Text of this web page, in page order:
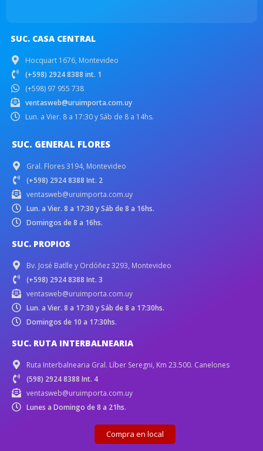
SUC. CASA CENTRAL
Hocquart 1676, Montevideo
(+598) 2924 8388 int. 1
(+598) 97 955 738
ventasweb@uruimporta.com.uy
Lun. a Vier. 8 a 17:30 y Sáb de 8 a 14hs.
SUC. GENERAL FLORES
Gral. Flores 3194, Montevideo
(+598) 2924 8388 Int. 2
ventasweb@uruimporta.com.uy
Lun. a Vier. 8 a 17:30 y Sáb de 8 a 16hs.
Domingos de 8 a 16hs.
SUC. PROPIOS
Bv. José Batlle y Ordóñez 3293, Montevideo
(+598) 2924 8388 Int. 3
ventasweb@uruimporta.com.uy
Lun. a Vier. 8 a 17:30 y Sáb de 8 a 17:30hs.
Domingos de 10 a 17:30hs.
SUC. RUTA INTERBALNEARIA
Ruta Interbalnearia Gral. Líber Seregni, Km 23.500. Canelones
(598) 2924 8388 Int. 4
ventasweb@uruimporta.com.uy
Lunes a Domingo de 8 a 21hs.
Compra en local